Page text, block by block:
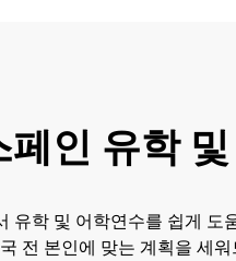
인 유학 및
유학 및 어학연수를 쉽게 도
전 본인에 맞는 계획을 세워